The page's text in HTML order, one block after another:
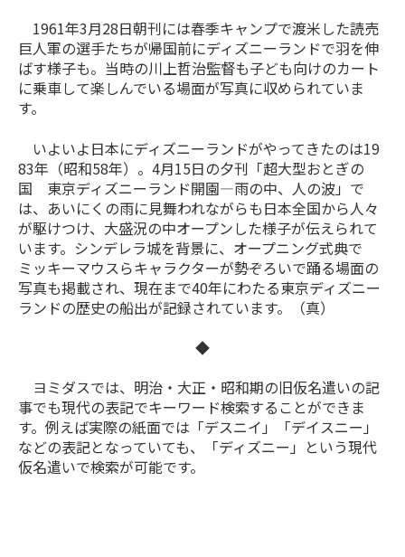
1961年3月28日朝刊には春季キャンプで渡米した読売
巨人軍の選手たちが帰国前にディズニーランドで羽を伸
ばす様子も。当時の川上哲治監督も子ども向けのカート
に乗車して楽しんでいる場面が写真に収められていま
す。
いよいよ日本にディズニーランドがやってきたのは19
83年（昭和58年）。4月15日の夕刊「超大型おとぎの
国 東京ディズニーランド開園―雨の中、人の波」で
は、あいにくの雨に見舞われながらも日本全国から人々
が駆けつけ、大盛況の中オープンした様子が伝えられて
います。シンデレラ城を背景に、オープニング式典で
ミッキーマウスらキャラクターが勢ぞろいで踊る場面の
写真も掲載され、現在まで40年にわたる東京ディズニー
ランドの歴史の船出が記録されています。（真）
◆
ヨミダスでは、明治・大正・昭和期の旧仮名遣いの記
事でも現代の表記でキーワード検索することができま
す。例えば実際の紙面では「デスニイ」「デイスニー」
などの表記となっていても、「ディズニー」という現代
仮名遣いで検索が可能です。